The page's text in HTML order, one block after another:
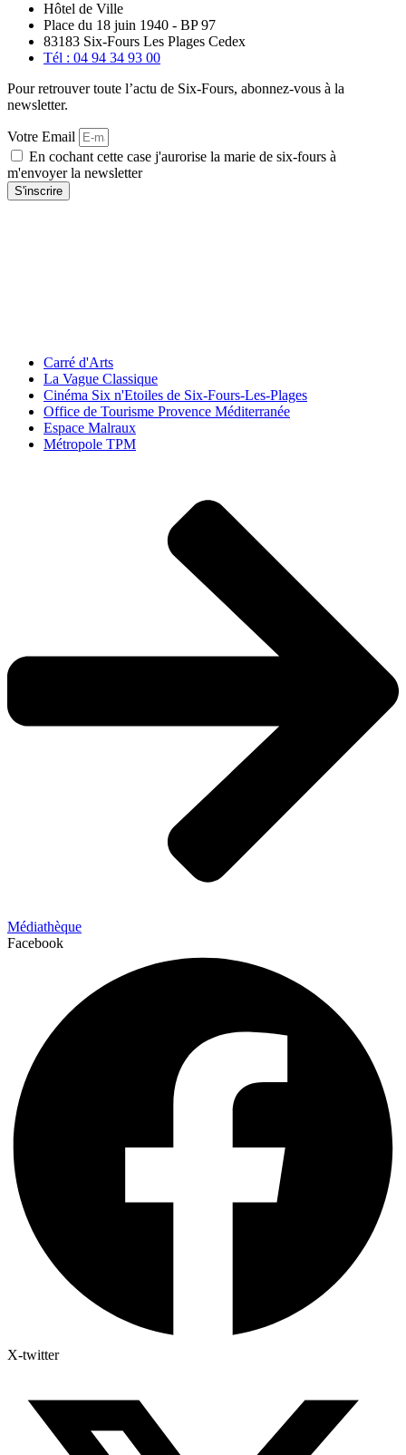
Hôtel de Ville
Place du 18 juin 1940 - BP 97
83183 Six-Fours Les Plages Cedex
Tél : 04 94 34 93 00
Pour retrouver toute l’actu de Six-Fours, abonnez-vous à la
newsletter.
Votre Email
En cochant cette case j'aurorise la marie de six-fours à
m'envoyer la newsletter
S'inscrire
Carré d'Arts
La Vague Classique
Cinéma Six n'Etoiles de Six-Fours-Les-Plages
Office de Tourisme Provence Méditerranée
Espace Malraux
Métropole TPM
Médiathèque
Facebook
X-twitter